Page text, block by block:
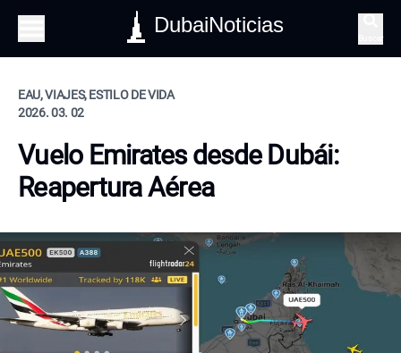
DubaiNoticias
EAU, VIAJES, ESTILO DE VIDA
2026. 03. 02
Vuelo Emirates desde Dubái:
Reapertura Aérea